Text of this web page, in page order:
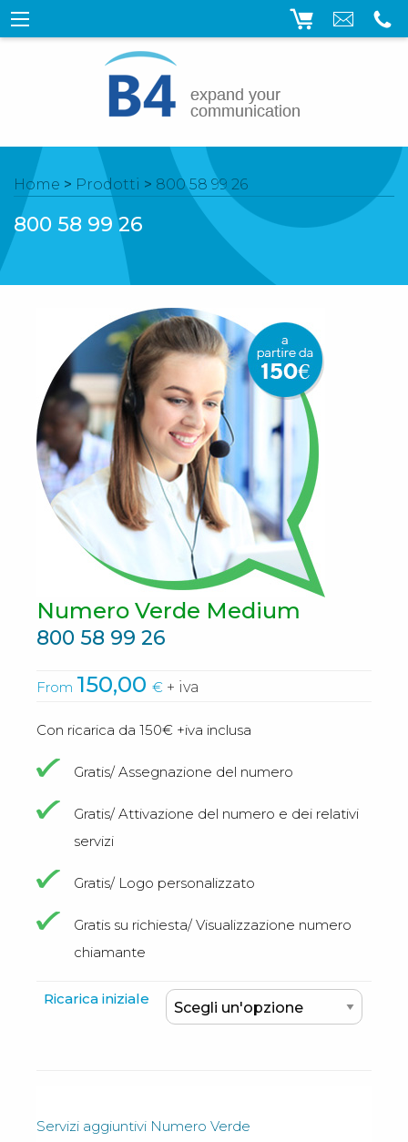
Home > Prodotti > 800 58 99 26
800 58 99 26
Numero Verde Medium
800 58 99 26
From 150,00 € + iva
Con ricarica da 150€ +iva inclusa
Gratis/ Assegnazione del numero
Gratis/ Attivazione del numero e dei relativi
servizi
Gratis/ Logo personalizzato
Gratis su richiesta/ Visualizzazione numero
chiamante
Ricarica iniziale
Servizi aggiuntivi Numero Verde